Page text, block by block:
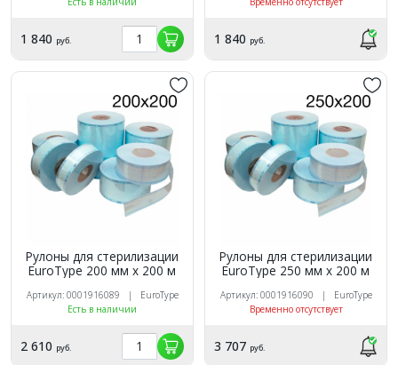
1 840 руб. 1 840 руб.
Рулоны для стерилизации
EuroTуpe 200 мм х 200 м
Артикул: 0001916089 | EuroType
Есть в наличии
2 610 руб.
Рулоны для стерилизации
EuroTуpe 250 мм х 200 м
Артикул: 0001916090 | EuroType
Временно отсутствует
3 707 руб.